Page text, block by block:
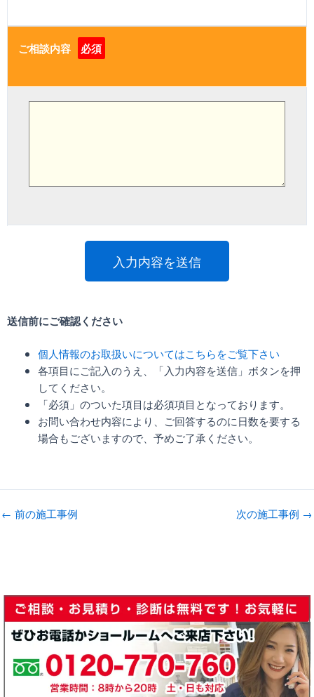
ご相談内容 必須
送信前にご確認ください
個人情報のお取扱いについてはこちらをご覧下さい
各項目にご記入のうえ、「入力内容を送信」ボタンを押
してください。
「必須」のついた項目は必須項目となっております。
お問い合わせ内容により、ご回答するのに日数を要する
場合もございますので、予めご了承ください。
← 前の施工事例 次の施工事例 →